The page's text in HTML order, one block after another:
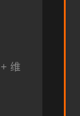
维